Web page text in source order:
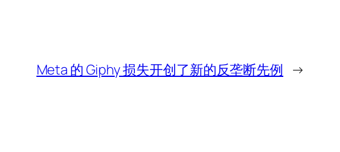
Meta 的 Giphy 损失开创了新的反垄断先例 →